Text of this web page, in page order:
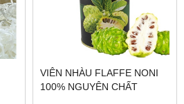
VIÊN NHÀU FLAFFE NONI
100% NGUYÊN CHẤT